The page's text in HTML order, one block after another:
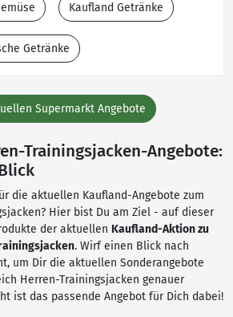
Kaufland Getränke
Getränke
Supermarkt Angebote
Trainingsjacken-Angebote:
die aktuellen Kaufland-Angebote zum
Hier bist Du am Ziel - auf dieser
der aktuellen Kaufland-Aktion zu
. Wirf einen Blick nach
um Dir die aktuellen Sonderangebote
Herren-Trainingsjacken genauer
ist das passende Angebot für Dich dabei!